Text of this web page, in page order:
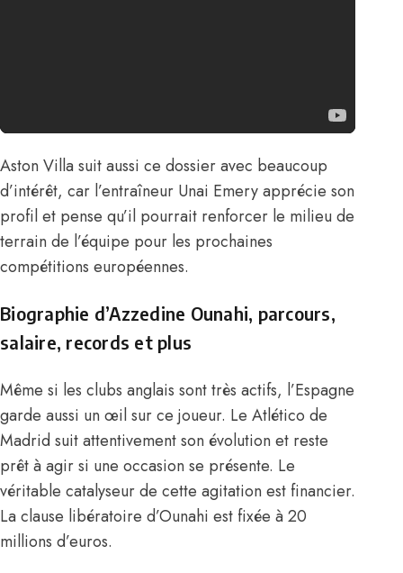
Aston Villa suit aussi ce dossier avec beaucoup
d’intérêt, car l’entraîneur Unai Emery apprécie son
profil et pense qu’il pourrait renforcer le milieu de
terrain de l’équipe pour les prochaines
compétitions européennes.
Biographie d’Azzedine Ounahi, parcours,
salaire, records et plus
Même si les clubs anglais sont très actifs, l’Espagne
garde aussi un œil sur ce joueur. Le Atlético de
Madrid suit attentivement son évolution et reste
prêt à agir si une occasion se présente. Le
véritable catalyseur de cette agitation est financier.
La clause libératoire d’Ounahi est fixée à 20
millions d’euros.